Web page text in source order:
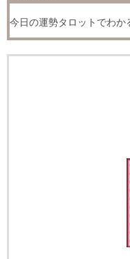
今日の運勢タロットでわか